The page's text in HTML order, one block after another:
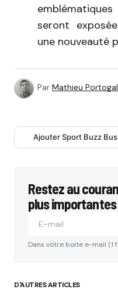
seront
une nouveauté
Par Mathieu
Ajouter Sport Buzz
Restez au
plus
Dans votre boite e-mail (1
D'AUTRES ARTICLES